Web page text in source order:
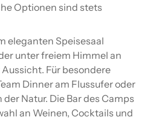
Optionen sind stets
eleganten Speisesaal
unter freiem Himmel an
Für besondere
Dinner am Flussufer oder
Natur. Die Bar des Camps
an Weinen, Cocktails und